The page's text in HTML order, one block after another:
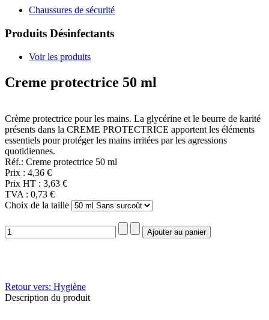
Chaussures de sécurité
Produits Désinfectants
Voir les produits
Creme protectrice 50 ml
Crème protectrice pour les mains. La glycérine et le beurre de karité
présents dans la CREME PROTECTRICE apportent les éléments
essentiels pour protéger les mains irritées par les agressions
quotidiennes.
Réf.: Creme protectrice 50 ml
Prix : 4,36 €
Prix HT : 3,63 €
TVA : 0,73 €
Choix de la taille
Retour vers: Hygiène
Description du produit